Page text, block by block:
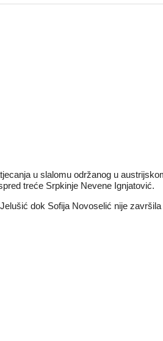
u slalomu održanog u
treće Srpkinje Nevene Ignjatović.
dok Sofija Novoselić nije